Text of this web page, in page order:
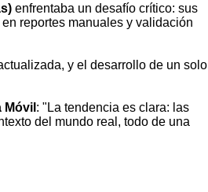
enfrentaba un desafío crítico: sus
reportes manuales y validación
y el desarrollo de un solo
: "La tendencia es clara: las
del mundo real, todo de una